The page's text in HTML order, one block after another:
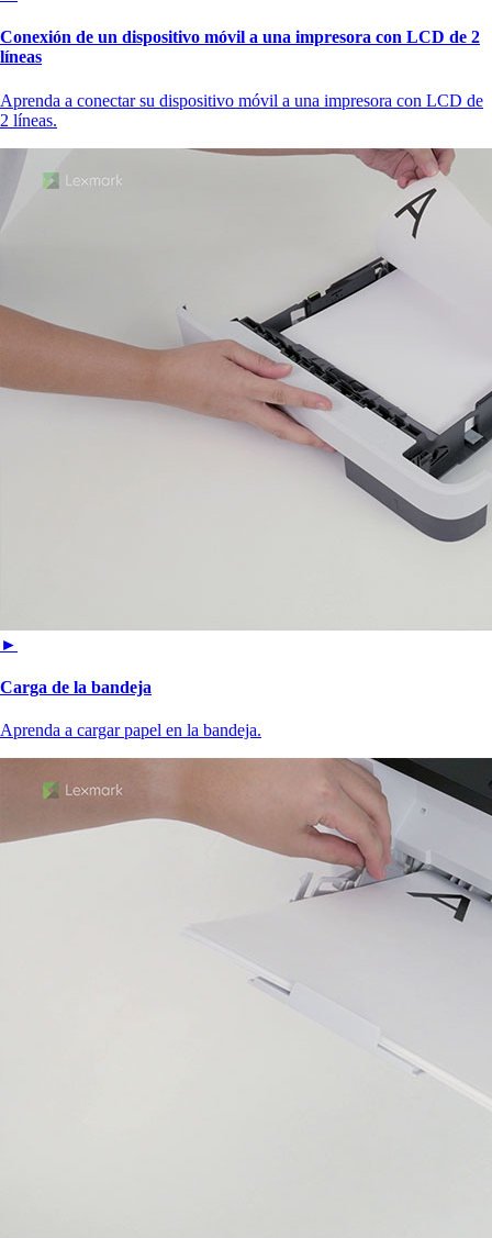
Conexión de un dispositivo móvil a una impresora con LCD de 2
líneas
Aprenda a conectar su dispositivo móvil a una impresora con LCD de
2 líneas.
►
Carga de la bandeja
Aprenda a cargar papel en la bandeja.